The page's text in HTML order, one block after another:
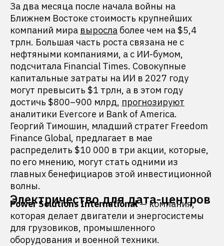
За два месяца после начала войны на
Ближнем Востоке стоимость крупнейших
компаний мира выросла более чем на $5,4
трлн. Большая часть роста связана не с
нефтяными компаниями, а с ИИ-бумом,
подсчитала Financial Times. Совокупные
капитальные затраты на ИИ в 2027 году
могут превысить $1 трлн, а в этом году
достичь $800–900 млрд, прогнозируют
аналитики Evercore и Bank of America.
Георгий Тимошин, младший стратег Freedom
Finance Global, предлагает в мае
распределить $10 000 в три акции, которые,
по его мнению, могут стать одними из
главных бенефициаров этой инвестиционной
волны.
Электричество для дата-центров
Power Solutions International— компания,
которая делает двигатели и энергосистемы
для грузовиков, промышленного
оборудования и военной техники.